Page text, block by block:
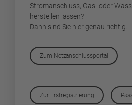
Stromanschluss, Gas- oder
herstellen lassen?
Dann sind Sie hier genau richtig.
Zum Netzanschlussportal
Zur Erstregistrierung